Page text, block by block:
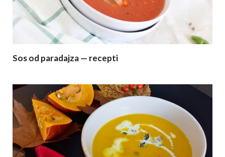
Sos od paradajza — recepti